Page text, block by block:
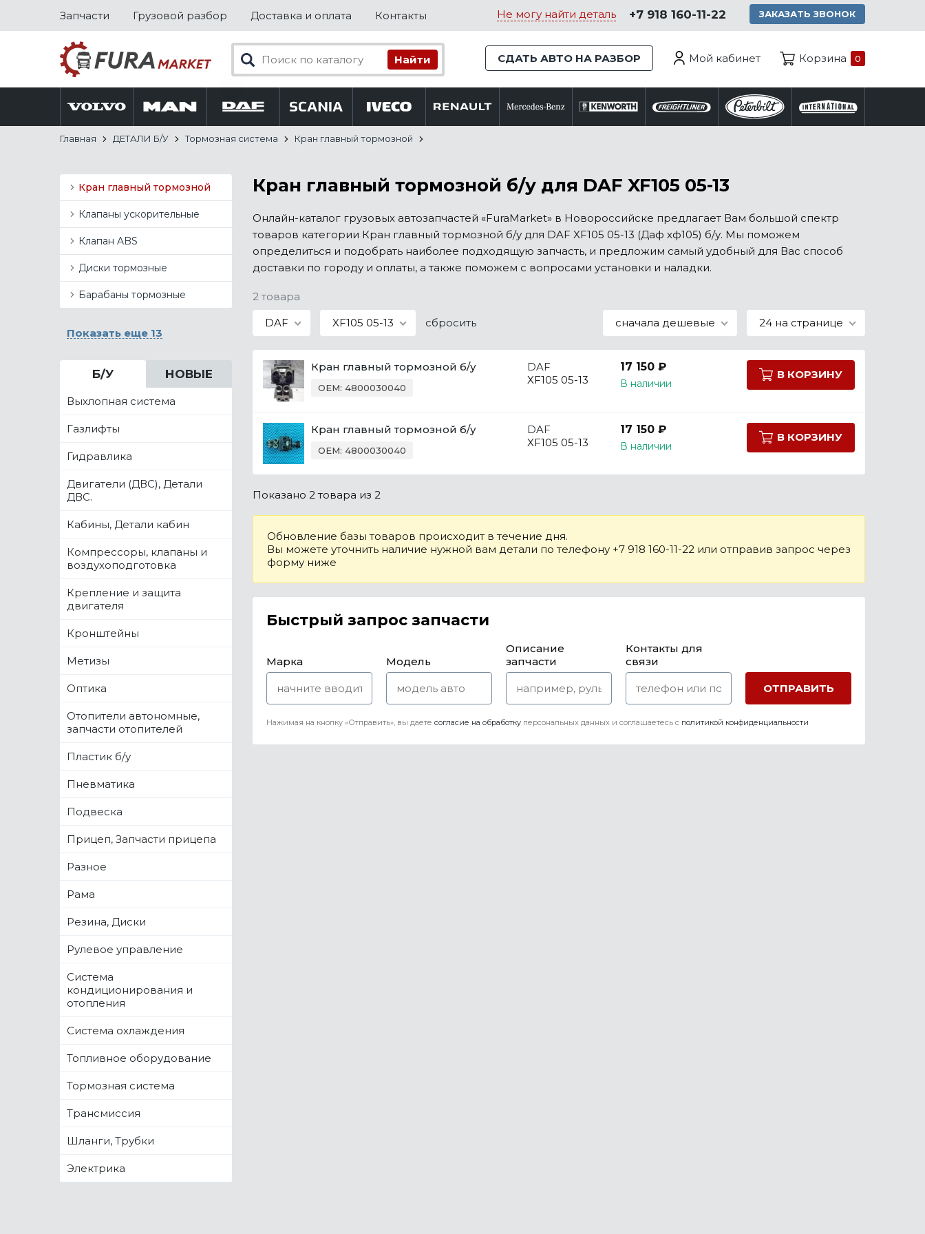
Запчасти Грузовой разбор Доставка и оплата Контакты Не могу найти деталь +7 918 160-11-22 ЗАКАЗАТЬ ЗВОНОК
СДАТЬ АВТО НА РАЗБОР Мой кабинет Корзина 0
Главная ДЕТАЛИ Б/У Тормозная система Кран главный тормозной
Кран главный тормозной
Клапаны ускорительные
Клапан ABS
Диски тормозные
Барабаны тормозные
Показать еще 13
Б/У НОВЫЕ
Выхлопная система
Газлифты
Гидравлика
Двигатели (ДВС), Детали
ДВС.
Кабины, Детали кабин
Компрессоры, клапаны и
воздухоподготовка
Крепление и защита
двигателя
Кронштейны
Метизы
Оптика
Отопители автономные,
запчасти отопителей
Пластик б/у
Пневматика
Подвеска
Прицеп, Запчасти прицепа
Разное
Рама
Резина, Диски
Рулевое управление
Система
кондиционирования и
отопления
Система охлаждения
Топливное оборудование
Тормозная система
Трансмиссия
Шланги, Трубки
Электрика
Кран главный тормозной б/у для DAF XF105 05-13
Онлайн-каталог грузовых автозапчастей «FuraMarket» в Новороссийске предлагает Вам большой спектр
товаров категории Кран главный тормозной б/у для DAF XF105 05-13 (Даф хф105) б/у. Мы поможем
определиться и подобрать наиболее подходящую запчасть, и предложим самый удобный для Вас способ
доставки по городу и оплаты, а также поможем с вопросами установки и наладки.
2 товара
DAF
XF105 05-13 сбросить сначала дешевые 24 на странице
Кран главный тормозной б/у
OEM: 4800030040
DAF
XF105 05-13
17 150 ₽
В наличии
В КОРЗИНУ
Кран главный тормозной б/у
OEM: 4800030040
DAF
XF105 05-13
17 150 ₽
В наличии
В КОРЗИНУ
Показано 2 товара из 2
Обновление базы товаров происходит в течение дня.
Вы можете уточнить наличие нужной вам детали по телефону +7 918 160-11-22 или отправив запрос через
форму ниже
Быстрый запрос запчасти
Марка Модель
Описание
запчасти
Контакты для
связи
Нажимая на кнопку «Отправить», вы даете согласие на обработку персональных данных и соглашаетесь c политикой конфиденциальности